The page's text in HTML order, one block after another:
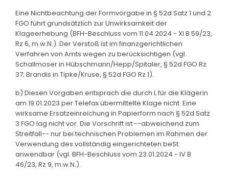
Eine Nichtbeachtung der Formvorgabe in § 52d Satz 1 und 2
FGO führt grundsätzlich zur Unwirksamkeit der
Klageerhebung (BFH-Beschluss vom 11.04.2024 - XI B 59/23,
Rz 6, m.w.N.). Der Verstoß ist im finanzgerichtlichen
Verfahren von Amts wegen zu berücksichtigen (vgl.
Schallmoser in Hübschmann/Hepp/Spitaler, § 52d FGO Rz
37; Brandis in Tipke/Kruse, § 52d FGO Rz 1).
b) Diesen Vorgaben entsprach die durch L für die Klägerin
am 19.01.2023 per Telefax übermittelte Klage nicht. Eine
wirksame Ersatzeinreichung in Papierform nach § 52d Satz
3 FGO lag nicht vor. Die Vorschrift ist --abweichend zum
Streitfall-- nur bei technischen Problemen im Rahmen der
Verwendung des vollständig eingerichteten beSt
anwendbar (vgl. BFH-Beschluss vom 23.01.2024 - IV B
46/23, Rz 9, m.w.N.).